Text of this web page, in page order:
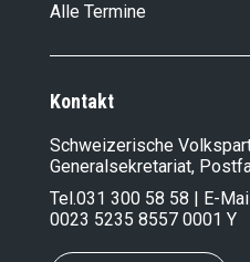
Alle Termine
Kontakt
Schweizerische
Generalsekretariat,
Tel.031 300 58 58 | E-
0023 5235 8557 0001 Y